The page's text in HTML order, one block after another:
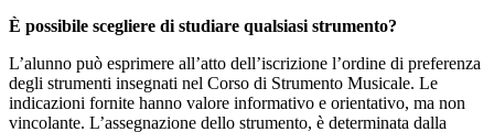
È possibile scegliere di studiare qualsiasi strumento?
L’alunno può esprimere all’atto dell’iscrizione l’ordine di preferenza
degli strumenti insegnati nel Corso di Strumento Musicale. Le
indicazioni fornite hanno valore informativo e orientativo, ma non
vincolante. L’assegnazione dello strumento, è determinata dalla